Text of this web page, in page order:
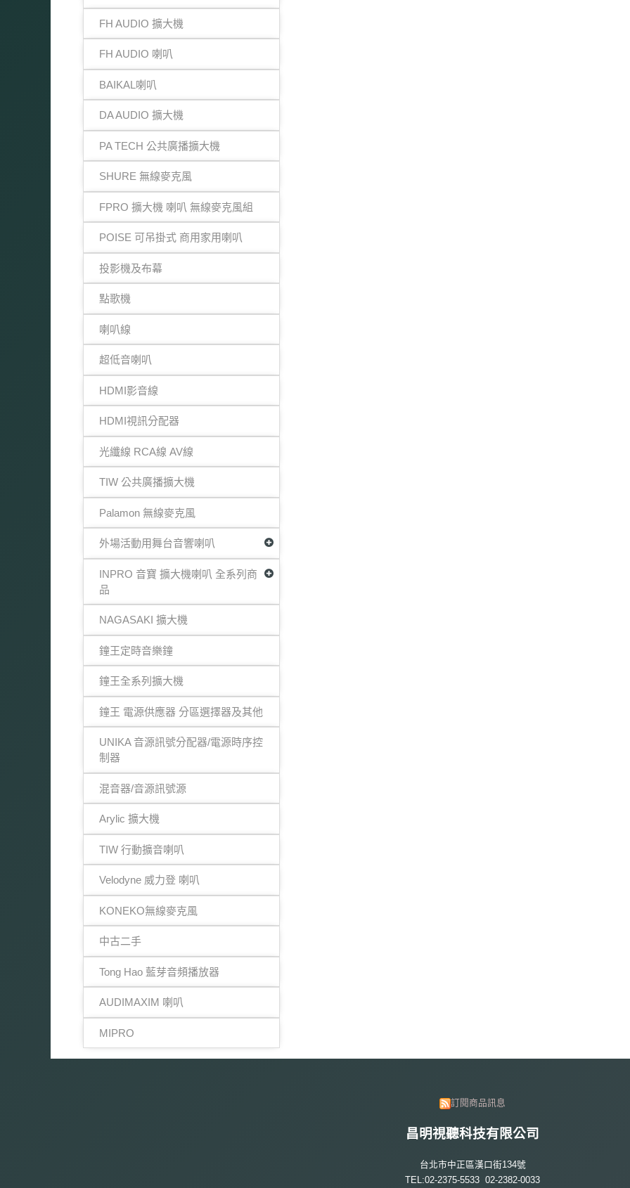
FH AUDIO 擴大機
FH AUDIO 喇叭
BAIKAL喇叭
DA AUDIO 擴大機
PA TECH 公共廣播擴大機
SHURE 無線麥克風
FPRO 擴大機 喇叭 無線麥克風組
POISE 可吊掛式 商用家用喇叭
投影機及布幕
點歌機
喇叭線
超低音喇叭
HDMI影音線
HDMI視訊分配器
光纖線 RCA線 AV線
TIW 公共廣播擴大機
Palamon 無線麥克風
外場活動用舞台音響喇叭
INPRO 音寶 擴大機喇叭 全系列商
品
NAGASAKI 擴大機
鐘王定時音樂鐘
鐘王全系列擴大機
鐘王 電源供應器 分區選擇器及其他
UNIKA 音源訊號分配器/電源時序控
制器
混音器/音源訊號源
Arylic 擴大機
TIW 行動擴音喇叭
Velodyne 威力登 喇叭
KONEKO無線麥克風
中古二手
Tong Hao 藍芽音頻播放器
AUDIMAXIM 喇叭
MIPRO
訂閱商品訊息
昌明視聽科技有限公司
台北市中正區漢口街134號
TEL:02-2375-5533 02-2382-0033